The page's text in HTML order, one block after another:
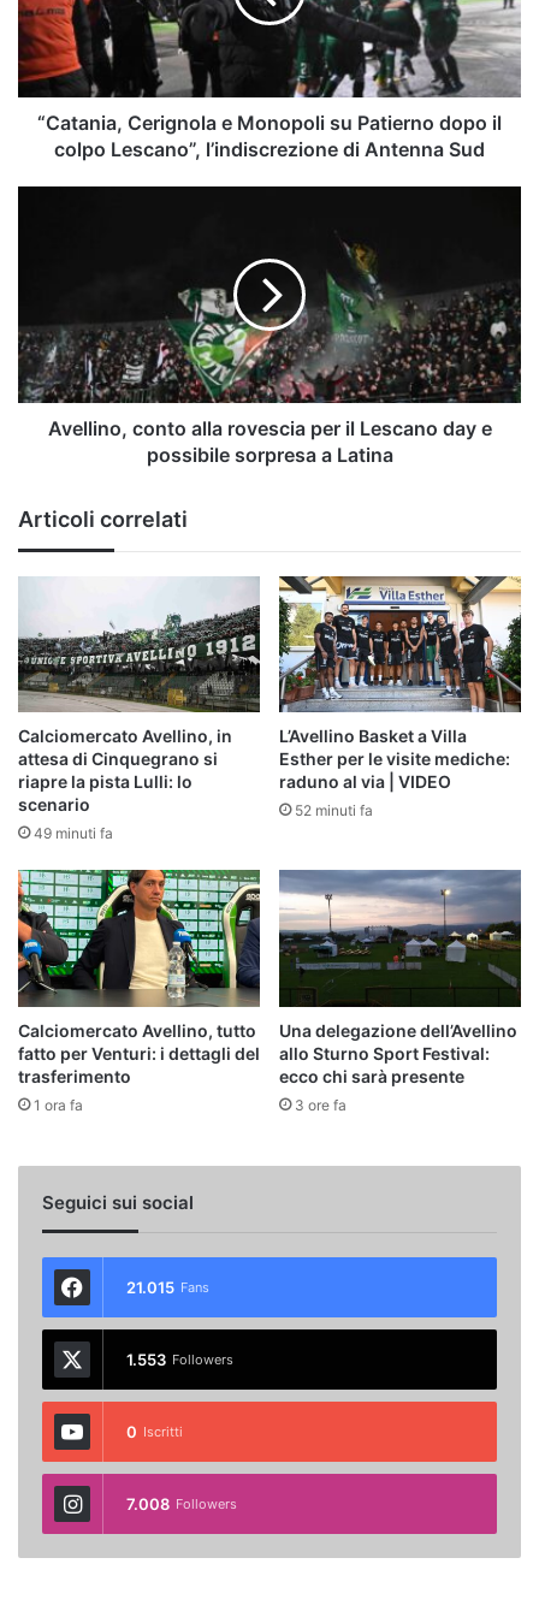
Patierno
dopo
il
colpo
Lescano”,
l’indiscrezione
“Catania, Cerignola e Monopoli su Patierno dopo il
colpo Lescano”, l’indiscrezione di Antenna Sud
Lescano
day
e
possibile
Avellino, conto alla rovescia per il Lescano day e
possibile sorpresa a Latina
Articoli correlati
Calciomercato Avellino, in
attesa di Cinquegrano si
riapre la pista Lulli: lo
scenario
49 minuti fa
L’Avellino Basket a Villa
Esther per le visite mediche:
raduno al via | VIDEO
52 minuti fa
Calciomercato Avellino, tutto
fatto per Venturi: i dettagli del
trasferimento
1 ora fa
Una delegazione dell’Avellino
allo Sturno Sport Festival:
ecco chi sarà presente
3 ore fa
Seguici sui social
21.015 Fans
1.553 Followers
0 Iscritti
7.008 Followers